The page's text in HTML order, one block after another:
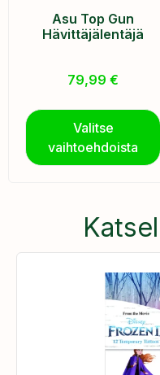
Asu Top Gun
Hävittäjälentäjä
79,99 €
Valitse
vaihtoehdoista